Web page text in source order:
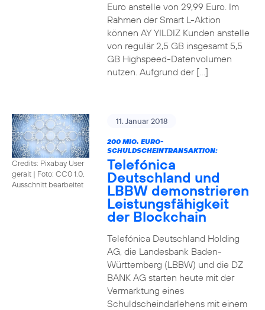
Euro anstelle von 29,99 Euro. Im
Rahmen der Smart L-Aktion
können AY YILDIZ Kunden anstelle
von regulär 2,5 GB insgesamt 5,5
GB Highspeed-Datenvolumen
nutzen. Aufgrund der […]
Credits: Pixabay User
geralt | Foto: CC0 1.0,
Ausschnitt bearbeitet
11. Januar 2018
200 MIO. EURO-
SCHULDSCHEINTRANSAKTION:
Telefónica
Deutschland und
LBBW demonstrieren
Leistungsfähigkeit
der Blockchain
Telefónica Deutschland Holding
AG, die Landesbank Baden-
Württemberg (LBBW) und die DZ
BANK AG starten heute mit der
Vermarktung eines
Schuldscheindarlehens mit einem